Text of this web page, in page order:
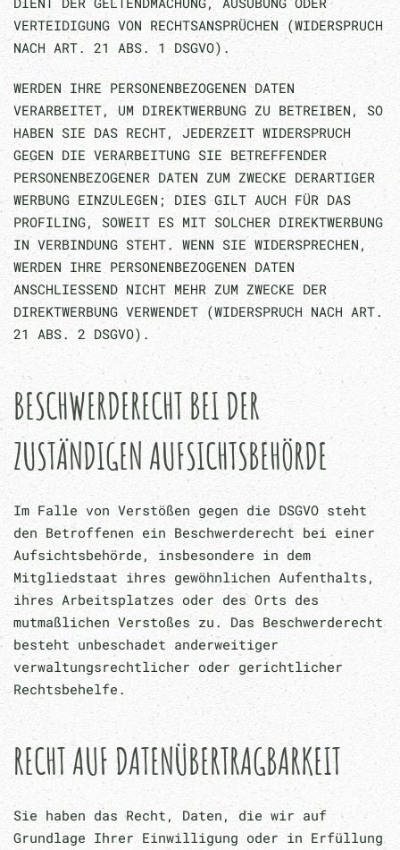
VERTEIDIGUNG VON RECHTSANSPRÜCHEN (WIDERSPRUCH
NACH ART. 21 ABS. 1 DSGVO).
WERDEN IHRE PERSONENBEZOGENEN DATEN
VERARBEITET, UM DIREKTWERBUNG ZU BETREIBEN, SO
HABEN SIE DAS RECHT, JEDERZEIT WIDERSPRUCH
GEGEN DIE VERARBEITUNG SIE BETREFFENDER
PERSONENBEZOGENER DATEN ZUM ZWECKE DERARTIGER
WERBUNG EINZULEGEN; DIES GILT AUCH FÜR DAS
PROFILING, SOWEIT ES MIT SOLCHER DIREKTWERBUNG
IN VERBINDUNG STEHT. WENN SIE WIDERSPRECHEN,
WERDEN IHRE PERSONENBEZOGENEN DATEN
ANSCHLIESSEND NICHT MEHR ZUM ZWECKE DER
DIREKTWERBUNG VERWENDET (WIDERSPRUCH NACH ART.
21 ABS. 2 DSGVO).
BESCHWERDE­RECHT BEI DER
ZUSTÄNDIGEN AUFSICHTS­BEHÖRDE
Im Falle von Verstößen gegen die DSGVO steht
den Betroffenen ein Beschwerderecht bei einer
Aufsichtsbehörde, insbesondere in dem
Mitgliedstaat ihres gewöhnlichen Aufenthalts,
ihres Arbeitsplatzes oder des Orts des
mutmaßlichen Verstoßes zu. Das Beschwerderecht
besteht unbeschadet anderweitiger
verwaltungsrechtlicher oder gerichtlicher
Rechtsbehelfe.
RECHT AUF DATEN­ÜBERTRAG­BARKEIT
Sie haben das Recht, Daten, die wir auf
Grundlage Ihrer Einwilligung oder in Erfüllung